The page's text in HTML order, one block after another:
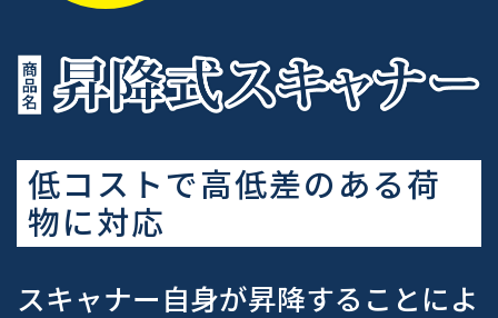
低コストで高低差のある荷
物に対応
スキャナー自身が昇降することによ